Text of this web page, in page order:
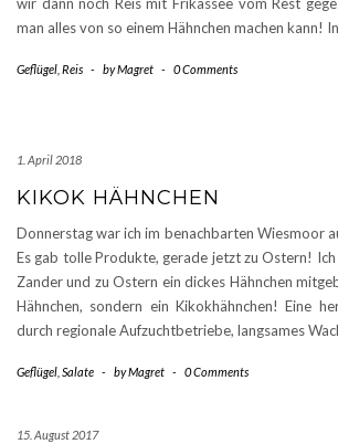
wir dann noch Reis mit Frikassee vom Rest
man alles von so einem Hähnchen machen kann! In
Geflügel Reis - byMagret - 0 Comments
1. April 2018
KIKOK HÄHNCHEN
Donnerstag war ich im benachbarten Wiesmoor
Es gab tolle Produkte, gerade jetzt zu Ostern!
Zander und zu Ostern ein dickes Hähnchen
Hähnchen, sondern ein Kikokhähnchen! Eine
durch regionale Aufzuchtbetriebe, langsames
Geflügel Salate - byMagret - 0 Comments
15. August 2017